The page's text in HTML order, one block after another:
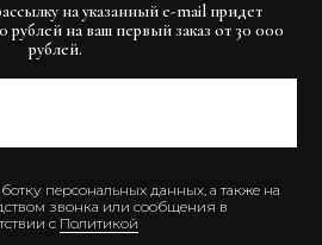
на указанный e-mail придет
рублей на ваш первый заказ от 30 000
рублей.
персональных данных, а также на
звонка или сообщения в
с Политикой